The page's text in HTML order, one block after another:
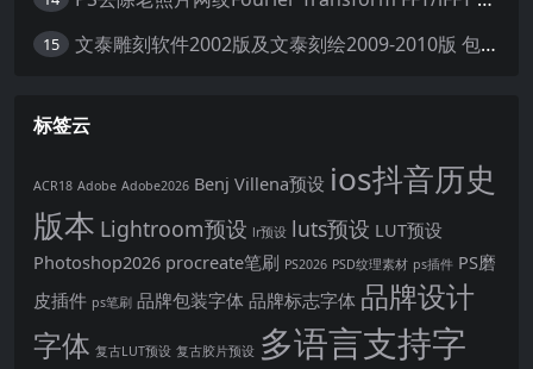
15 文泰雕刻软件2002版及文泰刻绘2009-2010版 包含教程(支持Win7~Win10 64位)
标签云
ACR18 Adobe Adobe2026 Benj Villena预设 ios抖音历史
版本 Lightroom预设 lr预设 luts预设 LUT预设
Photoshop2026 procreate笔刷 PS2026 PSD纹理素材 ps插件 PS磨
皮插件 ps笔刷 品牌包装字体 品牌标志字体 品牌设计
字体 复古LUT预设 复古胶片预设 多语言支持字